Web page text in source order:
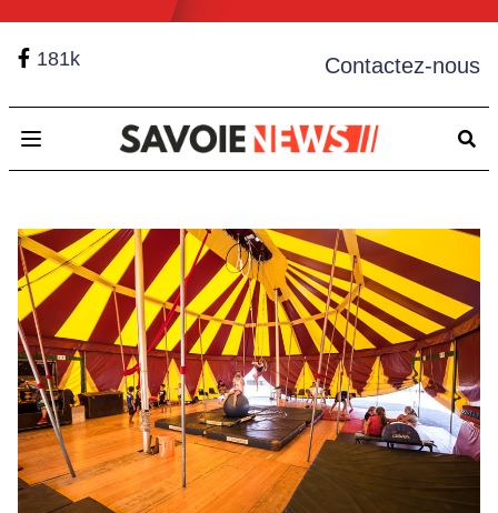
181k Contactez-nous
Open main menu